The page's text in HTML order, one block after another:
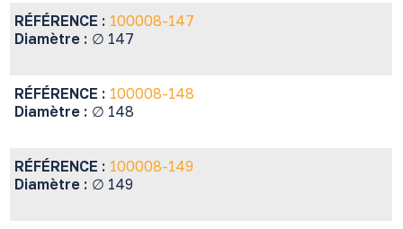
RÉFÉRENCE : 100008-147
Diamètre : ∅ 147
RÉFÉRENCE : 100008-148
Diamètre : ∅ 148
RÉFÉRENCE : 100008-149
Diamètre : ∅ 149